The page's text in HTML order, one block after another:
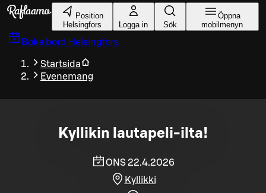
Gå till huvudinnehållet
Position
Helsingfors
Logga in Sök
Öppna
mobilmenyn
Boka bord Helsingfors
Startsida
Evenemang
Kyllikin lautapeli-ilta!
ONS 22.4.2026
Kyllikki